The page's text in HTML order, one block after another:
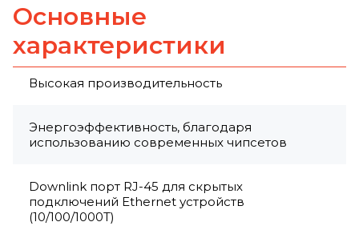
Основные
характеристики
Высокая производительность
Энергоэффективность, благодаря
использованию современных чипсетов
Downlink порт RJ-45 для скрытых
подключений Ethernet устройств
(10/100/1000T)